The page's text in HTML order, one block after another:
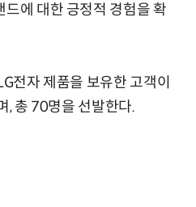
에 대한 긍정적 경험을 확
전자 제품을 보유한 고객이
, 총 70명을 선발한다.